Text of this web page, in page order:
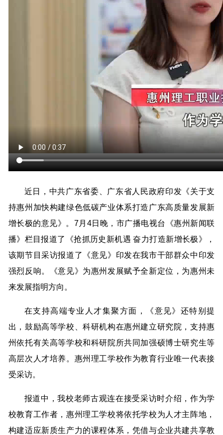
近日，中共广东省委、广东省人民政府印发《关于支
持惠州加快构建绿色低碳产业体系打造广东高质量发展新
增长极的意见》。7月4日晚，市广播电视台《惠州新闻联
播》栏目报道了《抢抓历史新机遇 奋力打造新增长极》，
该期节目采访报道了《意见》印发在我市干部群众中印发
强烈反响。《意见》为惠州发展赋予全新定位，为惠州未
来发展指明方向。
在支持高端专业人才集聚方面，《意见》还特别提
出，鼓励高等学校、科研机构在惠州建立研究院，支持惠
州依托有关高等学校和科研院所共同加强硕博士研究生等
高层次人才培养。惠州理工学校作为教育行业唯一代表接
受采访。
报道中，我校老师古观连在接受采访时介绍，作为学
校教育工作者，惠州理工学校将依托学校为人才主阵地，
构建适应新质生产力的课程体系，凭借与企业共建共享教